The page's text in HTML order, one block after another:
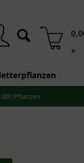
*
Pflanzen